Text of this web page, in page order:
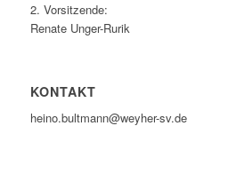
2. Vorsitzende:
Renate Unger-Rurik
KONTAKT
heino.bultmann@weyher-sv.de